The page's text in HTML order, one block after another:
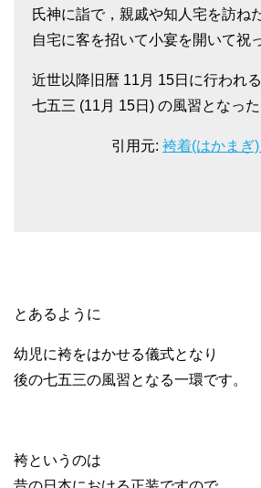
氏神に詣で，親戚や知人宅を訪ね
自宅に客を招いて小宴を開いて祝
近世以降旧暦 11月 15日に行われ
七五三 (11月 15日) の風習となった
引用元: 袴着(はかまぎ
とあるように
幼児に袴をはかせる儀式となり
後の七五三の風習となる一環です。
袴というのは